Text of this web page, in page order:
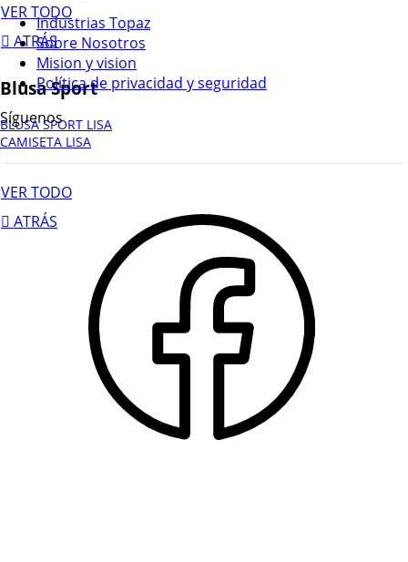
VER TODO
ATRÁS
Blusa Sport
BLUSA SPORT LISA
CAMISETA LISA
VER TODO
ATRÁS
Industrias Topaz
Sobre Nosotros
Mision y vision
Política de privacidad y seguridad
Síguenos